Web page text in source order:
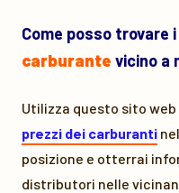
Come posso trovare i
carburante vicino a
Utilizza questo sito
prezzi dei carburanti
posizione e otterrai
distributori nelle